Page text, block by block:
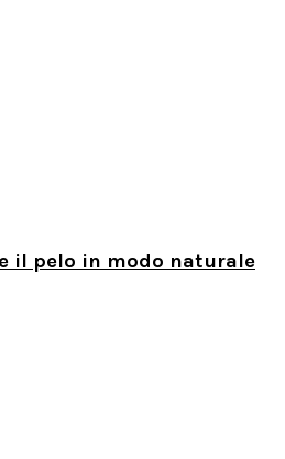
il pelo in modo naturale